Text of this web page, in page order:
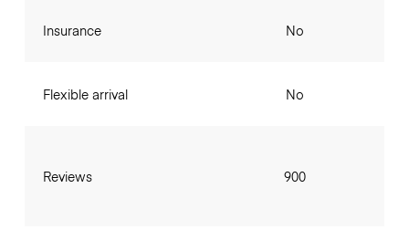
Insurance
Flexible arrival
Reviews
No
No
900